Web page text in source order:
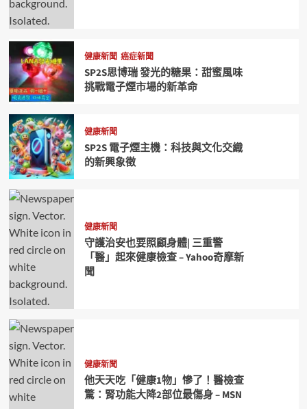
健康新聞 癌症新聞
SP2S思博瑞 發光的糖果：甜蜜風味
挑戰電子煙市場的新革命
健康新聞
SP2S 電子煙主機：科技與文化交織
的新興象徵
健康新聞
守護治安也要照顧身體| 三重警
「醫」起來健康檢查 – Yahoo奇摩新
聞
健康新聞
他天天吃「健康1物」慘了！醫檢查
驚：腎功能大降2部位最傷身 – MSN